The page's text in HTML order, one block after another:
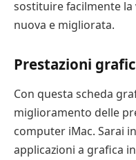
sostituire facilmente la
nuova e migliorata.
Prestazioni
Con questa scheda
miglioramento delle
computer iMac. Sarai
applicazioni a grafica